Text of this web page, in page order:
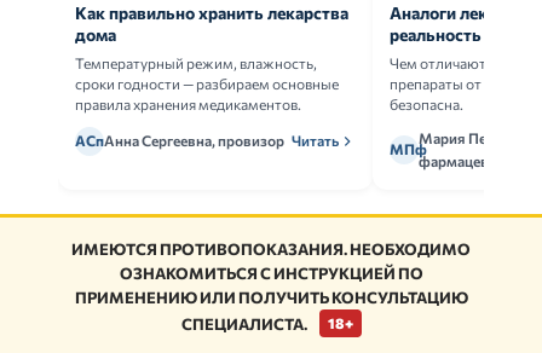
Как правильно хранить лекарства
дома
Температурный режим, влажность,
сроки годности — разбираем основные
правила хранения медикаментов.
АСпАнна Сергеевна, провизор Читать
Аналоги
реальность
Чем отличаются
препараты от
безопасна.
МПф
Мария Петрова,
фармацевт
ИМЕЮТСЯ ПРОТИВОПОКАЗАНИЯ. НЕОБХОДИМО
ОЗНАКОМИТЬСЯ С ИНСТРУКЦИЕЙ ПО
ПРИМЕНЕНИЮ ИЛИ ПОЛУЧИТЬ КОНСУЛЬТАЦИЮ
СПЕЦИАЛИСТА.
18+